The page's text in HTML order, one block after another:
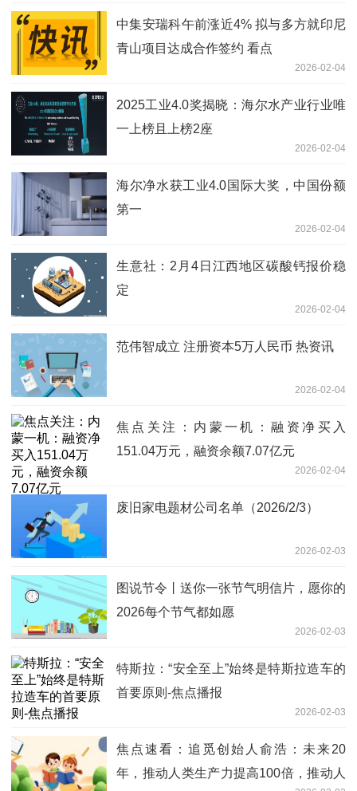
中集安瑞科午前涨近4% 拟与多方就印尼
青山项目达成合作签约 看点
2026-02-04
2025工业4.0奖揭晓：海尔水产业行业唯
一上榜且上榜2座
2026-02-04
海尔净水获工业4.0国际大奖，中国份额
第一
2026-02-04
生意社：2月4日江西地区碳酸钙报价稳
定
2026-02-04
范伟智成立 注册资本5万人民币 热资讯
2026-02-04
焦点关注：内蒙一机：融资净买入
151.04万元，融资余额7.07亿元
2026-02-04
废旧家电题材公司名单（2026/2/3）
2026-02-03
图说节令丨送你一张节气明信片，愿你的
2026每个节气都如愿
2026-02-03
特斯拉：“安全至上”始终是特斯拉造车的
首要原则-焦点播报
2026-02-03
焦点速看：追觅创始人俞浩：未来20
年，推动人类生产力提高100倍，推动人